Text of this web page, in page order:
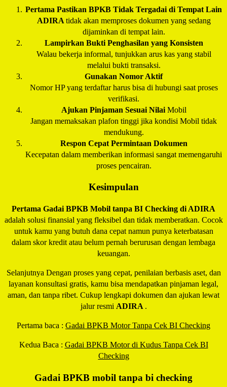
Pertama Pastikan BPKB Tidak Tergadai di Tempat Lain
ADIRA tidak akan memproses dokumen yang sedang
dijaminkan di tempat lain.
Lampirkan Bukti Penghasilan yang Konsisten
Walau bekerja informal, tunjukkan arus kas yang stabil
melalui bukti transaksi.
Gunakan Nomor Aktif
Nomor HP yang terdaftar harus bisa di hubungi saat proses
verifikasi.
Ajukan Pinjaman Sesuai Nilai Mobil
Jangan memaksakan plafon tinggi jika kondisi Mobil tidak
mendukung.
Respon Cepat Permintaan Dokumen
Kecepatan dalam memberikan informasi sangat memengaruhi
proses pencairan.
Kesimpulan
Pertama Gadai BPKB Mobil tanpa BI Checking di ADIRA
adalah solusi finansial yang fleksibel dan tidak memberatkan. Cocok
untuk kamu yang butuh dana cepat namun punya keterbatasan
dalam skor kredit atau belum pernah berurusan dengan lembaga
keuangan.
Selanjutnya Dengan proses yang cepat, penilaian berbasis aset, dan
layanan konsultasi gratis, kamu bisa mendapatkan pinjaman legal,
aman, dan tanpa ribet. Cukup lengkapi dokumen dan ajukan lewat
jalur resmi ADIRA .
Pertama baca : Gadai BPKB Motor Tanpa Cek BI Checking
Kedua Baca : Gadai BPKB Motor di Kudus Tanpa Cek BI
Checking
Gadai BPKB mobil tanpa bi checking